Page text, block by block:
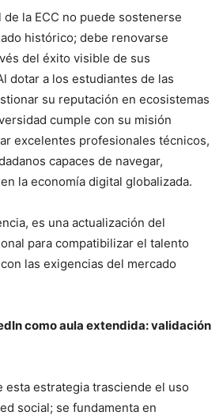
la ECC no puede sostenerse
histórico; debe renovarse
del éxito visible de sus
dotar a los estudiantes de las
su reputación en ecosistemas
cumple con su misión
excelentes profesionales técnicos,
capaces de navegar,
la economía digital globalizada.
es una actualización del
para compatibilizar el talento
las exigencias del mercado
como aula extendida: validación
esta estrategia trasciende el uso
social; se fundamenta en